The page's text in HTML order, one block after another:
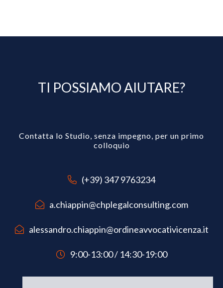
TI POSSIAMO AIUTARE?
Contatta lo Studio, senza impegno, per un primo
colloquio
(+39) 347 9763234
a.chiappin@chplegalconsulting.com
alessandro.chiappin@ordineavvocativicenza.it
9:00-13:00 / 14:30-19:00